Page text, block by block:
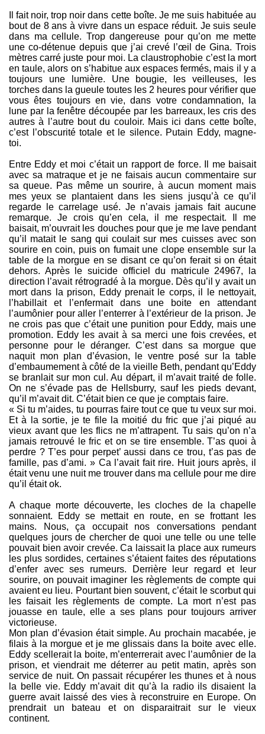
Il fait noir, trop noir dans cette boîte. Je me suis habituée au
bout de 8 ans à vivre dans un espace réduit. Je suis seule
dans ma cellule. Trop dangereuse pour qu’on me mette
une co-détenue depuis que j’ai crevé l’œil de Gina. Trois
mètres carré juste pour moi. La claustrophobie c’est la mort
en taule, alors on s’habitue aux espaces fermés, mais il y a
toujours une lumière. Une bougie, les veilleuses, les
torches dans la gueule toutes les 2 heures pour vérifier que
vous êtes toujours en vie, dans votre condamnation, la
lune par la fenêtre découpée par les barreaux, les cris des
autres à l’autre bout du couloir. Mais ici dans cette boîte,
c’est l’obscurité totale et le silence. Putain Eddy, magne-
toi.
Entre Eddy et moi c’était un rapport de force. Il me baisait
avec sa matraque et je ne faisais aucun commentaire sur
sa queue. Pas même un sourire, à aucun moment mais
mes yeux se plantaient dans les siens jusqu’à ce qu’il
regarde le carrelage usé. Je n’avais jamais fait aucune
remarque. Je crois qu’en cela, il me respectait. Il me
baisait, m’ouvrait les douches pour que je me lave pendant
qu’il matait le sang qui coulait sur mes cuisses avec son
sourire en coin, puis on fumait une clope ensemble sur la
table de la morgue en se disant ce qu’on ferait si on était
dehors. Après le suicide officiel du matricule 24967, la
direction l’avait rétrogradé à la morgue. Dès qu’il y avait un
mort dans la prison, Eddy prenait le corps, il le nettoyait,
l’habillait et l’enfermait dans une boite en attendant
l’aumônier pour aller l’enterrer à l’extérieur de la prison. Je
ne crois pas que c’était une punition pour Eddy, mais une
promotion. Eddy les avait à sa merci une fois crevées, et
personne pour le déranger. C’est dans sa morgue que
naquit mon plan d’évasion, le ventre posé sur la table
d’embaumement à côté de la vieille Beth, pendant qu’Eddy
se branlait sur mon cul. Au départ, il m’avait traité de folle.
On ne s’évade pas de Hellsburry, sauf les pieds devant,
qu’il m’avait dit. C’était bien ce que je comptais faire.
« Si tu m’aides, tu pourras faire tout ce que tu veux sur moi.
Et à la sortie, je te file la moitié du fric que j’ai piqué au
vieux avant que les flics ne m’attrapent. Tu sais qu’on n’a
jamais retrouvé le fric et on se tire ensemble. T’as quoi à
perdre ? T’es pour perpet’ aussi dans ce trou, t’as pas de
famille, pas d’ami. » Ca l’avait fait rire. Huit jours après, il
était venu une nuit me trouver dans ma cellule pour me dire
qu’il était ok.
A chaque morte découverte, les cloches de la chapelle
sonnaient. Eddy se mettait en route, en se frottant les
mains. Nous, ça occupait nos conversations pendant
quelques jours de chercher de quoi une telle ou une telle
pouvait bien avoir crevée. Ca laissait la place aux rumeurs
les plus sordides, certaines s’étaient faites des réputations
d’enfer avec ses rumeurs. Derrière leur regard et leur
sourire, on pouvait imaginer les règlements de compte qui
avaient eu lieu. Pourtant bien souvent, c’était le scorbut qui
les faisait les règlements de compte. La mort n’est pas
jouasse en taule, elle a ses plans pour toujours arriver
victorieuse.
Mon plan d’évasion était simple. Au prochain macabée, je
filais à la morgue et je me glissais dans la boite avec elle.
Eddy scellerait la boite, m’enterrerait avec l’aumônier de la
prison, et viendrait me déterrer au petit matin, après son
service de nuit. On passait récupérer les thunes et à nous
la belle vie. Eddy m’avait dit qu’à la radio ils disaient la
guerre avait laissé des vies à reconstruire en Europe. On
prendrait un bateau et on disparaitrait sur le vieux
continent.